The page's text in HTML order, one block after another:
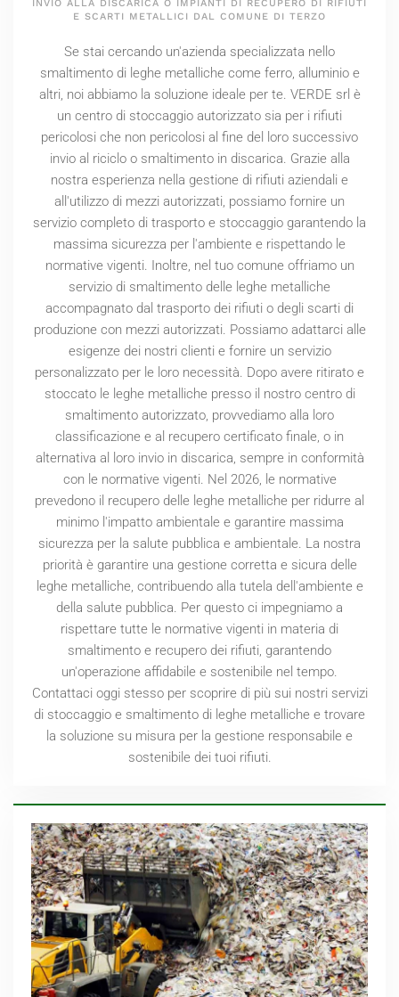
INVIO ALLA DISCARICA O IMPIANTI DI RECUPERO DI RIFIUTI
E SCARTI METALLICI DAL COMUNE DI TERZO
Se stai cercando un'azienda specializzata nello
smaltimento di leghe metalliche come ferro, alluminio e
altri, noi abbiamo la soluzione ideale per te. VERDE srl è
un centro di stoccaggio autorizzato sia per i rifiuti
pericolosi che non pericolosi al fine del loro successivo
invio al riciclo o smaltimento in discarica. Grazie alla
nostra esperienza nella gestione di rifiuti aziendali e
all'utilizzo di mezzi autorizzati, possiamo fornire un
servizio completo di trasporto e stoccaggio garantendo la
massima sicurezza per l'ambiente e rispettando le
normative vigenti. Inoltre, nel tuo comune offriamo un
servizio di smaltimento delle leghe metalliche
accompagnato dal trasporto dei rifiuti o degli scarti di
produzione con mezzi autorizzati. Possiamo adattarci alle
esigenze dei nostri clienti e fornire un servizio
personalizzato per le loro necessità. Dopo avere ritirato e
stoccato le leghe metalliche presso il nostro centro di
smaltimento autorizzato, provvediamo alla loro
classificazione e al recupero certificato finale, o in
alternativa al loro invio in discarica, sempre in conformità
con le normative vigenti. Nel 2026, le normative
prevedono il recupero delle leghe metalliche per ridurre al
minimo l'impatto ambientale e garantire massima
sicurezza per la salute pubblica e ambientale. La nostra
priorità è garantire una gestione corretta e sicura delle
leghe metalliche, contribuendo alla tutela dell'ambiente e
della salute pubblica. Per questo ci impegniamo a
rispettare tutte le normative vigenti in materia di
smaltimento e recupero dei rifiuti, garantendo
un'operazione affidabile e sostenibile nel tempo.
Contattaci oggi stesso per scoprire di più sui nostri servizi
di stoccaggio e smaltimento di leghe metalliche e trovare
la soluzione su misura per la gestione responsabile e
sostenibile dei tuoi rifiuti.